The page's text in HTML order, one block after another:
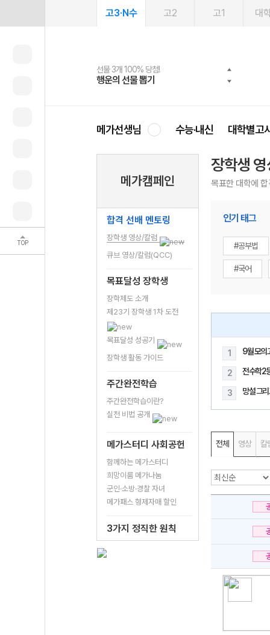
TOP
고3·N수 고2 고1 대
선물 3개 100% 당첨!
행운의 선물 뽑기
선물 100% 증정!
메가스터디 X 올리브
2027 러셀 단과
강사 공개선발
스마트러닝앱
설문 EVENT
메가패스
3일 무료 체험권
메가패스 수강생 무료혜택!
메가클럽 멤버십
사회공헌 캠페인
희망이룸 메가나눔
메가선생님 수능·내신 대학별고
메가캠페인
합격 선배 멘토링
장학생 영상/칼럼
큐브 영상/칼럼(QCC)
목표달성 장학생
장학제도 소개
제23기 장학생 1차 도전
목표달성 성공기
장학생 활동 가이드
주간완전학습
주간완전학습이란?
실천 비법 공개
메가스터디 사회공헌
함께하는 메가스터디
희망이룸 메가나눔
군인·소방·경찰 자녀
메가패스 형제자매 할인
3가지 정직한 원칙
장학생
목표한 대학에
인기 태그
#공부법
#국어
1 9월 모의
2 전수학2
3 망설 그
전체 영상 칼